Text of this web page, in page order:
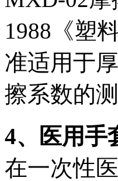
1988《塑
准适用于
擦系数的测
4、医用手
在一次性